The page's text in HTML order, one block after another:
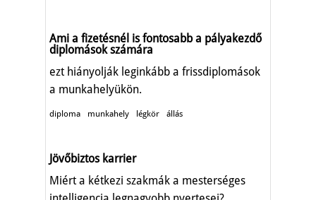
Ami a fizetésnél is fontosabb a pályakezdő
diplomások számára
ezt hiányolják leginkább a frissdiplomások
a munkahelyükön.
diploma munkahely légkör állás
Jövőbiztos karrier
Miért a kétkezi szakmák a mesterséges